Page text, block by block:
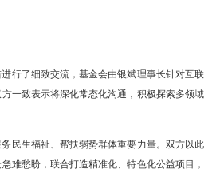
行了细致交流，基金会由银斌理事长针对互联
一致表示将深化常态化沟通，积极探索多领域
民生福祉、帮扶弱势群体重要力量。双方以此
难愁盼，联合打造精准化、特色化公益项目，